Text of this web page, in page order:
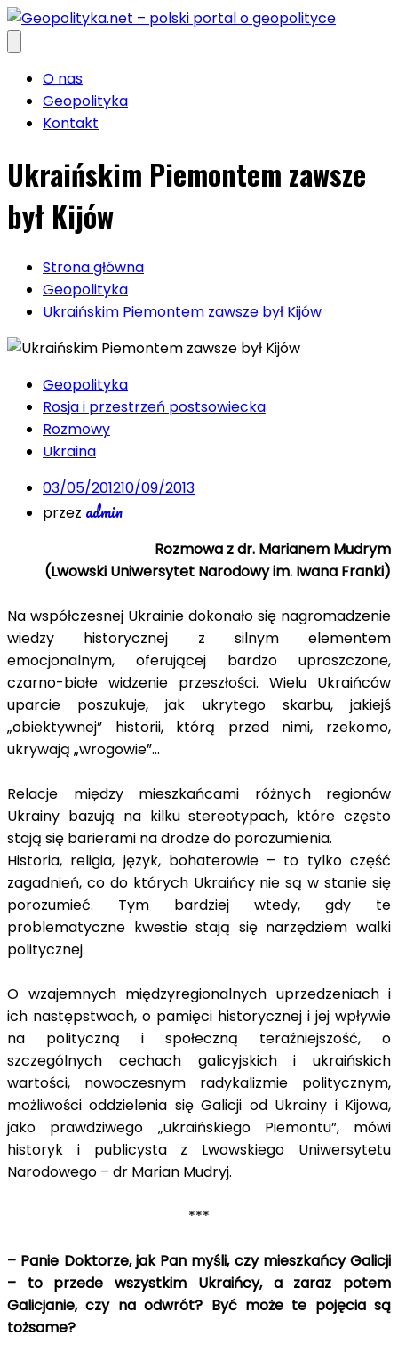
Przejdź
do
O nas
Geopolityka
Kontakt
Ukraińskim Piemontem zawsze
był Kijów
Strona główna
Geopolityka
Ukraińskim Piemontem zawsze był Kijów
Geopolityka
Rosja i przestrzeń postsowiecka
Rozmowy
Ukraina
03/05/201210/09/2013
przez admin
Rozmowa z dr. Marianem Mudrym
(Lwowski Uniwersytet Narodowy im. Iwana Franki)
Na współczesnej Ukrainie dokonało się nagromadzenie
wiedzy historycznej z silnym elementem
emocjonalnym, oferującej bardzo uproszczone,
czarno-białe widzenie przeszłości. Wielu Ukraińców
uparcie poszukuje, jak ukrytego skarbu, jakiejś
„obiektywnej” historii, którą przed nimi, rzekomo,
ukrywają „wrogowie”…
Relacje między mieszkańcami różnych regionów
Ukrainy bazują na kilku stereotypach, które często
stają się barierami na drodze do porozumienia.
Historia, religia, język, bohaterowie – to tylko część
zagadnień, co do których Ukraińcy nie są w stanie się
porozumieć. Tym bardziej wtedy, gdy te
problematyczne kwestie stają się narzędziem walki
politycznej.
O wzajemnych międzyregionalnych uprzedzeniach i
ich następstwach, o pamięci historycznej i jej wpływie
na polityczną i społeczną teraźniejszość, o
szczególnych cechach galicyjskich i ukraińskich
wartości, nowoczesnym radykalizmie politycznym,
możliwości oddzielenia się Galicji od Ukrainy i Kijowa,
jako prawdziwego „ukraińskiego Piemontu”, mówi
historyk i publicysta z Lwowskiego Uniwersytetu
Narodowego – dr Marian Mudryj.
***
– Panie Doktorze, jak Pan myśli, czy mieszkańcy Galicji
– to przede wszystkim Ukraińcy, a zaraz potem
Galicjanie, czy na odwrót? Być może te pojęcia są
tożsame?